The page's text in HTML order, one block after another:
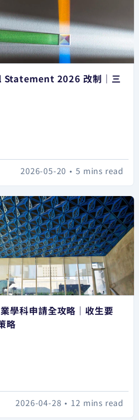
Statement 2026 改制｜三
5 mins read
•
2026-05-20
學科申請全攻略｜收生要
略
12 mins read
•
2026-04-28